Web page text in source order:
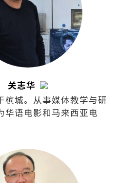
关志华
槟城。从事媒体教学与研
华语电影和马来西亚电